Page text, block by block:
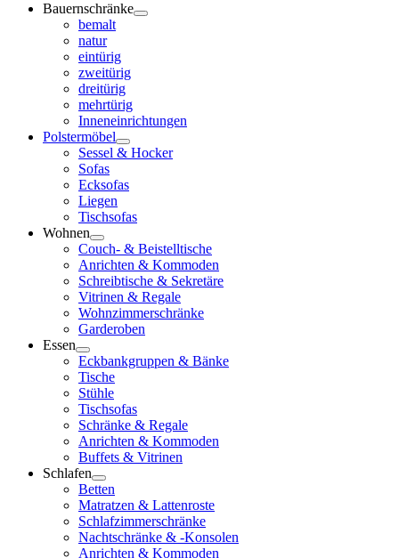
Bauernschränke
bemalt
natur
eintürig
zweitürig
dreitürig
mehrtürig
Inneneinrichtungen
Polstermöbel
Sessel & Hocker
Sofas
Ecksofas
Liegen
Tischsofas
Wohnen
Couch- & Beistelltische
Anrichten & Kommoden
Schreibtische & Sekretäre
Vitrinen & Regale
Wohnzimmerschränke
Garderoben
Essen
Eckbankgruppen & Bänke
Tische
Stühle
Tischsofas
Schränke & Regale
Anrichten & Kommoden
Buffets & Vitrinen
Schlafen
Betten
Matratzen & Lattenroste
Schlafzimmerschränke
Nachtschränke & -Konsolen
Anrichten & Kommoden